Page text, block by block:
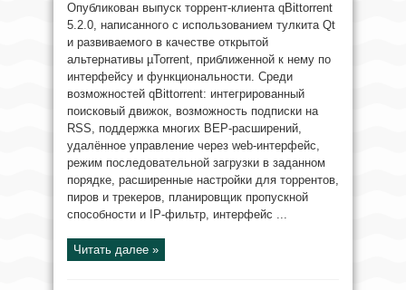
Опубликован выпуск торрент-клиента qBittorrent
5.2.0, написанного с использованием тулкита Qt
и развиваемого в качестве открытой
альтернативы µTorrent, приближенной к нему по
интерфейсу и функциональности. Среди
возможностей qBittorrent: интегрированный
поисковый движок, возможность подписки на
RSS, поддержка многих BEP-расширений,
удалённое управление через web-интерфейс,
режим последовательной загрузки в заданном
порядке, расширенные настройки для торрентов,
пиров и трекеров, планировщик пропускной
способности и IP-фильтр, интерфейс ...
Читать далее »